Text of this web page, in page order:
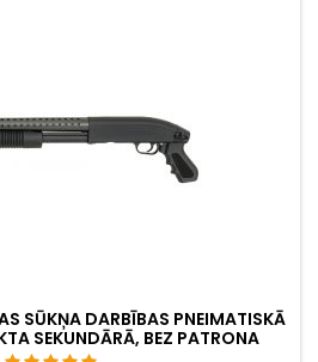
SŪKŅA DARBĪBAS PNEIMATISKĀ
SEKUNDĀRĀ, BEZ PATRONA